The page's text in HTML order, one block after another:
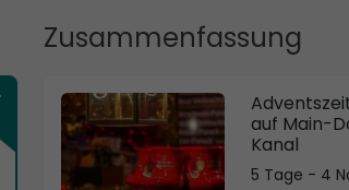
Zusammenfassung
auf Main-
Kanal
5 Tage - 4